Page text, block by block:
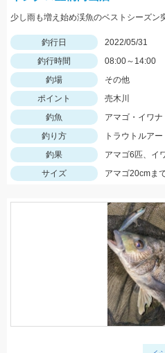
少し雨も増え始め渓魚のベストシーズン
釣行日
2022/05/31
釣行時間
08:00～14:00
釣場
その他
ポイント
売木川
釣魚
アマゴ・イワナ
釣り方
トラウトルアー
釣果
アマゴ6匹、イ
サイズ
アマゴ20cmま